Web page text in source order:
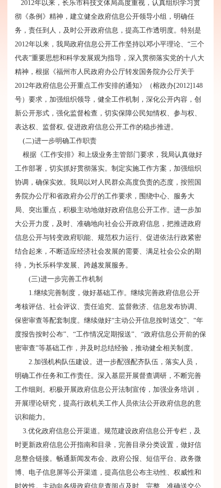
2012年以来，长乐市科技文体局高度重视，认真组织学习贯
彻《条例》精神，建立健全政府信息公开领导小组，明确任
务，责任到人，及时公开政府信息，提高工作透明度。特别是
2012年以来，我局政府信息公开工作坚持以邓小平理论、“三个
代表”重要思想和科学发展观为指导，深入贯彻落实党的十八大
精神，根据《福州市人民政府办公厅转发国务院办公厅关于
2012年政府信息公开重点工作安排的通知》（榕政办[2012]148
号）要求，加强组织领导，健全工作机制，深化公开内容，创
新公开形式，强化监督检查，切实保障公民知情权、参与权、
表达权、监督权, 促进政府信息公开工作的稳步推进。
(二)进一步明确工作职责
根据《工作安排》和上级业务主管部门要求，我局认真做好
工作部署，切实抓好贯彻落实。制定实施工作方案，加强组织
协调，确保实效。我局以对人民群众高度负责的态度，按照国
务院办公厅和省政府办公厅的工作要求，围绕中心、服务大
局、突出重点，积极主动地做好政府信息公开工作。进一步加
大公开力度，及时、准确地向社会公开政府信息，把推进政府
信息公开与转变政府职能、规范权力运行、促进依法行政紧密
结合起来，不断适应经济社会发展的需要、满足社会公众的期
待，为长乐科学发展、跨越发展服务。
(三)进一步完善工作机制
1.继续完善制度，做好基础工作。继续完善政府信息公开
考核评估、社会评议、责任追究、监督救济、信息发布协调、
保密审查等配套制度。继续做好“主动公开信息按时送交”、“年
度报告按时公布”、“工作情况定期报送”、“政府信息公开前的保
密审查”等基础工作，并及时总结经验，推动健全相关制度。
2.加强机构队伍建设。进一步配强配齐队伍，落实人员，
明确工作任务和工作责任。深入基层开展督查调研，不断完善
工作细则。积极开展政府信息公开法制宣传，加强业务培训，
开展理论研究，提高行政机关工作人员依法公开政府信息的意
识和能力。
3.优化政府信息公开渠道。规范建设政府信息公开专栏，及
时更新政府信息公开指南和目录，完善目录分类设置，做好信
息整合链接。畅通新闻发布会、政府公报、短信平台、政务微
博、电子信息屏等公开渠道，提高信息公布主动性、权威性和
时效性。主动向各级政府信息查阅点及时、完整、准确送交公